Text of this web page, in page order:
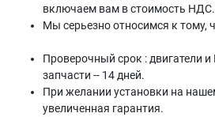
включаем вам в стоимость НДС.
Мы серьезно относимся к тому,
Проверочный срок : двигатели
запчасти -- 14 дней.
При желании установки на
увеличенная гарантия.